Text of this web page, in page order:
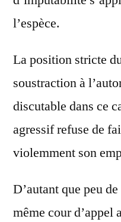
l’espèce.
La position stricte
soustraction à
discutable dans ce
agressif refuse de
violemment son
D’autant que peu
même cour d’appel